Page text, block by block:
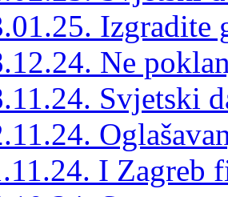
Izgradite
Ne
Svjetski
I Zagreb